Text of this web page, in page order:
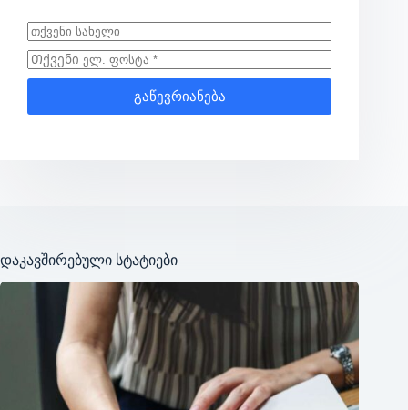
გაწევრიანება
დაკავშირებული სტატიები